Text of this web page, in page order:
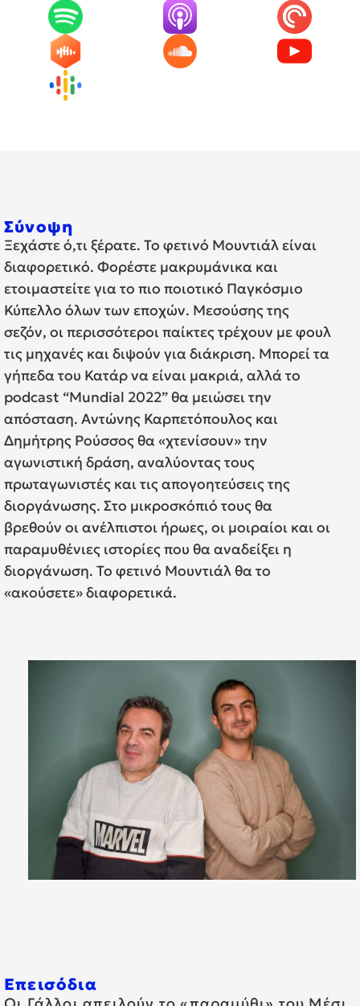
Σύνοψη
Ξεχάστε ό,τι ξέρατε. Το φετινό Μουντιάλ είναι
διαφορετικό. Φορέστε μακρυμάνικα και
ετοιμαστείτε για το πιο ποιοτικό Παγκόσμιο
Κύπελλο όλων των εποχών. Μεσούσης της
σεζόν, οι περισσότεροι παίκτες τρέχουν με φουλ
τις μηχανές και διψούν για διάκριση. Μπορεί τα
γήπεδα του Κατάρ να είναι μακριά, αλλά το
podcast “Μundial 2022” θα μειώσει την
απόσταση. Αντώνης Καρπετόπουλος και
Δημήτρης Ρούσσος θα «χτενίσουν» την
αγωνιστική δράση, αναλύοντας τους
πρωταγωνιστές και τις απογοητεύσεις της
διοργάνωσης. Στο μικροσκόπιό τους θα
βρεθούν οι ανέλπιστοι ήρωες, οι μοιραίοι και οι
παραμυθένιες ιστορίες που θα αναδείξει η
διοργάνωση. Το φετινό Μουντιάλ θα το
«ακούσετε» διαφορετικά.
Επεισόδια